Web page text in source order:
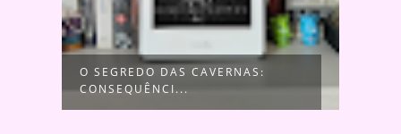
O SEGREDO DAS CAVERNAS:
CONSEQUÊNCI...